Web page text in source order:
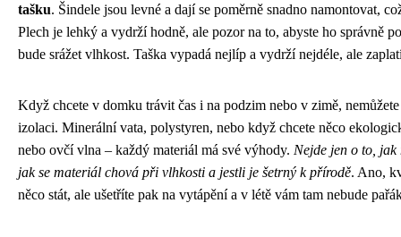
tašku. Šindele jsou levné a dají se poměrně snadno namontovat,
Plech je lehký a vydrží hodně, ale pozor na to, abyste ho správně
bude srážet vlhkost. Taška vypadá nejlíp a vydrží nejdéle, ale
Když chcete v domku trávit čas i na podzim nebo v zimě,
izolaci. Minerální vata, polystyren, nebo když chcete něco
nebo ovčí vlna – každý materiál má své výhody. Nejde jen o to,
jak se materiál chová při vlhkosti a jestli je šetrný k přírodě. Ano,
něco stát, ale ušetříte pak na vytápění a v létě vám tam nebude